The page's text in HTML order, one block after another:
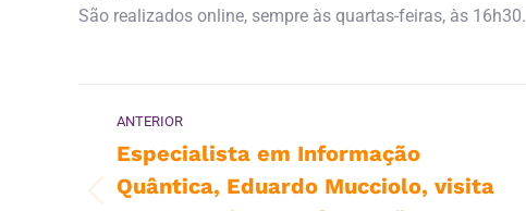
São realizados online, sempre às quartas-feiras, às 16h30.
Navegação
de
post:
ANTERIOR
Post
Especialista em Informação
Quântica, Eduardo Mucciolo, visita